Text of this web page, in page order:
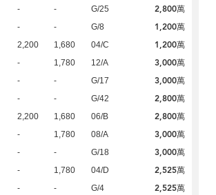
- - G/25 2,800萬
- - G/8 1,200萬
2,200 1,680 04/C 1,200萬
- 1,780 12/A 3,000萬
- - G/17 3,000萬
- - G/42 2,800萬
2,200 1,680 06/B 2,800萬
- 1,780 08/A 3,000萬
- - G/18 3,000萬
- 1,780 04/D 2,525萬
- - G/4 2,525萬